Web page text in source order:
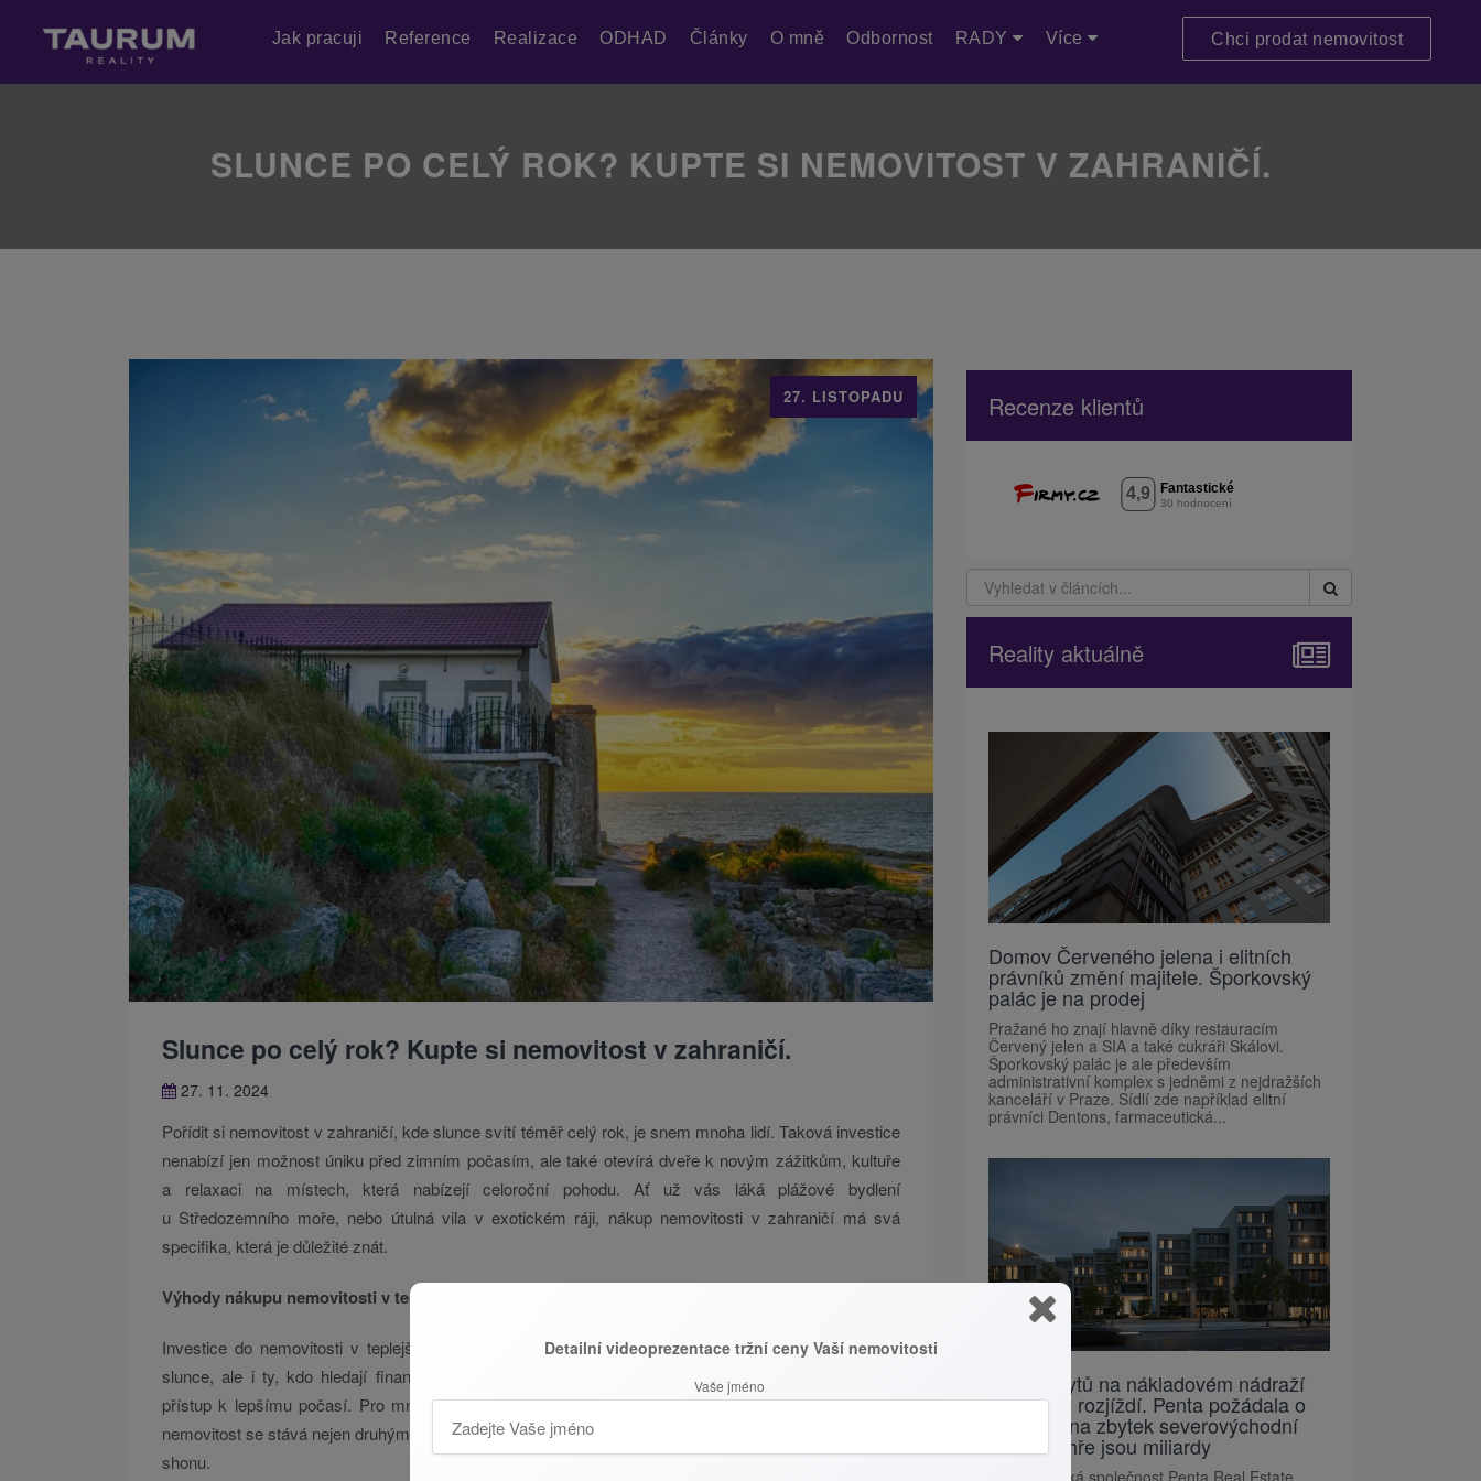
Jak pracuji Reference Realizace ODHAD Články O mně Odbornost RADY Více Chci prodat nemovitost
SLUNCE PO CELÝ ROK? KUPTE SI NEMOVITOST V ZAHRANIČÍ.
Slunce po celý rok? Kupte si nemovitost v zahraničí.
27. 11. 2024
27. LISTOPADU
Pořídit si nemovitost v zahraničí, kde slunce svítí téměř celý rok, je snem mnoha lidí. Taková investice
nenabízí jen možnost úniku před zimním počasím, ale také otevírá dveře k novým zážitkům, kultuře
a relaxaci na místech, která nabízejí celoroční pohodu. Ať už vás láká plážové bydlení
u Středozemního moře, nebo útulná vila v exotickém ráji, nákup nemovitosti v zahraničí má svá
specifika, která je důležité znát.
Výhody nákupu nemovitosti v teplých krajích
Investice do nemovitosti v teplejších destinacích má nespočet výhod, které lákají nejen milovníky
slunce, ale i ty, kdo hledají finančně zajímavé možnosti. Jednou z hlavních motivací je celoroční
přístup k lepšímu počasí. Pro mnohé to znamená útěk před dlouhou zimou a šedými dny. Taková
nemovitost se stává nejen druhým domovem, ale také místem, kde si lze odpočinout od každodenního
shonu.
Recenze klientů
Reality aktuálně
Domov Červeného jelena i elitních
právníků změní majitele. Šporkovský
palác je na prodej
Pražané ho znají hlavně díky restauracím
Červený jelen a SIA a také cukráři Skálovi.
Šporkovský palác je ale především
administrativní komplex s jedněmi z nejdražších
kanceláří v Praze. Sídlí zde například elitní
právníci Dentons, farmaceutická...
Stavba bytů na nákladovém nádraží
Žižkov se rozjíždí. Penta požádala o
povolení na zbytek severovýchodní
části, ve hře jsou miliardy
Developerská společnost Penta Real Estate
Detailní videoprezentace tržní ceny Vaší nemovitosti
Vaše jméno